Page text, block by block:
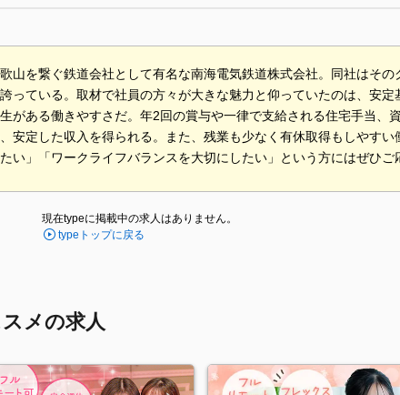
山を繋ぐ鉄道会社として有名な南海電気鉄道株式会社。同社はそ
っている。取材で社員の方々が大きな魅力と仰っていたのは、安
がある働きやすさだ。年2回の賞与や一律で支給される住宅手当、
安定した収入を得られる。また、残業も少なく有休取得もしやす
い」「ワークライフバランスを大切にしたい」という方にはぜひご
現在typeに掲載中の求人はありません。
typeトップに戻る
メの求人